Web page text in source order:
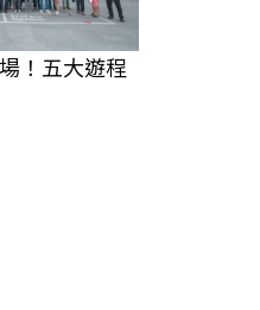
！五大遊程